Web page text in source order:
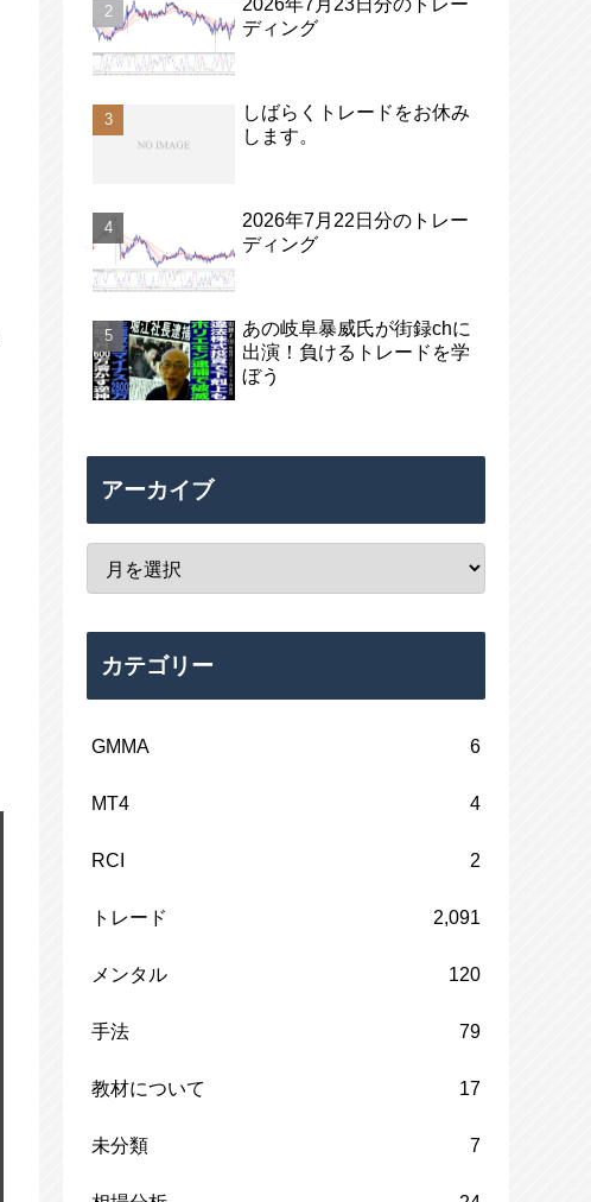
ディング
しばらくトレードをお休み
します。
2026年7月22日分のトレー
ディング
あの岐阜暴威氏が街録chに
出演！負けるトレードを学
ぼう
アーカイブ
カテゴリー
GMMA 6
MT4 4
RCI 2
トレード 2,091
メンタル 120
手法 79
教材について 17
未分類 7